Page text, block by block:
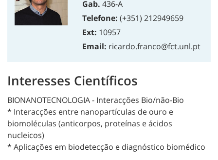
Gab. 436-A
Telefone: (+351) 212949659
Ext: 10957
Email: ricardo.franco@fct.unl.pt
Interesses Científicos
BIONANOTECNOLOGIA - Interacções Bio/não-Bio
* Interacções entre nanopartículas de ouro e
biomoléculas (anticorpos, proteínas e ácidos
nucleicos)
* Aplicações em biodetecção e diagnóstico biomédico